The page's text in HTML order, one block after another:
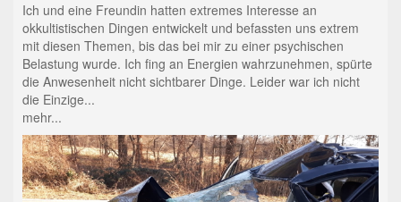
Ich und eine Freundin hatten extremes Interesse an
okkultistischen Dingen entwickelt und befassten uns extrem
mit diesen Themen, bis das bei mir zu einer psychischen
Belastung wurde. Ich fing an Energien wahrzunehmen, spürte
die Anwesenheit nicht sichtbarer Dinge. Leider war ich nicht
die Einzige...
mehr...